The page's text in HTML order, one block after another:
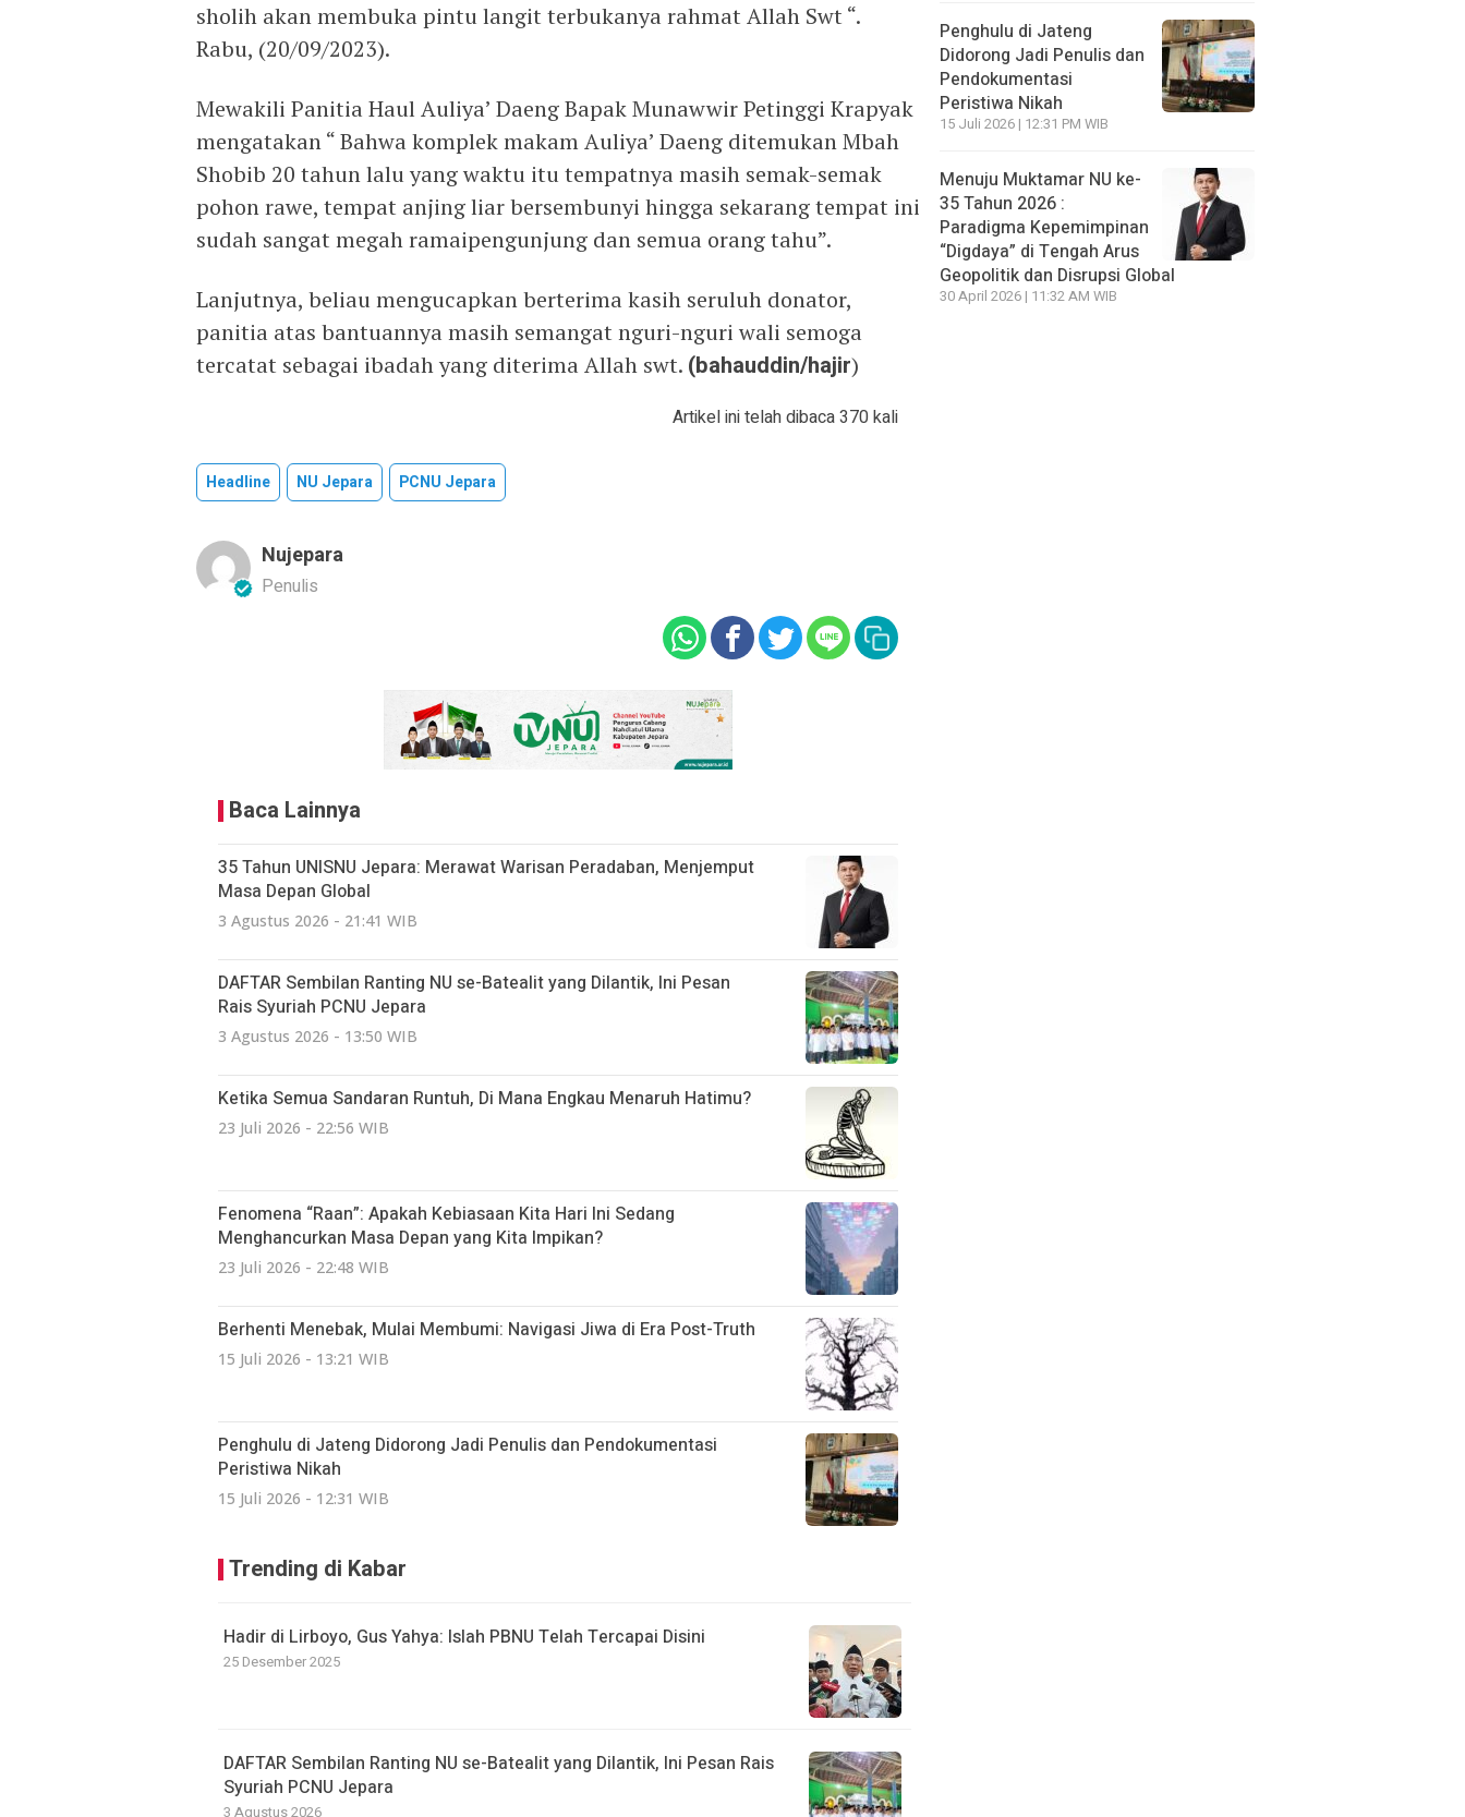
sholih akan membuka pintu langit terbukanya rahmat Allah Swt “.
Rabu, (20/09/2023).
Mewakili Panitia Haul Auliya’ Daeng Bapak Munawwir Petinggi Krapyak
mengatakan “ Bahwa komplek makam Auliya’ Daeng ditemukan Mbah
Shobib 20 tahun lalu yang waktu itu tempatnya masih semak-semak
pohon rawe, tempat anjing liar bersembunyi hingga sekarang tempat ini
sudah sangat megah ramaipengunjung dan semua orang tahu”.
Lanjutnya, beliau mengucapkan berterima kasih seruluh donator,
panitia atas bantuannya masih semangat nguri-nguri wali semoga
tercatat sebagai ibadah yang diterima Allah swt. (bahauddin/hajir)
Artikel ini telah dibaca 370 kali
Headline NU Jepara PCNU Jepara
Nujepara
Penulis
Baca Lainnya
35 Tahun UNISNU Jepara: Merawat Warisan Peradaban, Menjemput
Masa Depan Global
3 Agustus 2026 - 21:41 WIB
DAFTAR Sembilan Ranting NU se-Batealit yang Dilantik, Ini Pesan
Rais Syuriah PCNU Jepara
3 Agustus 2026 - 13:50 WIB
Ketika Semua Sandaran Runtuh, Di Mana Engkau Menaruh Hatimu?
23 Juli 2026 - 22:56 WIB
Fenomena “Raan”: Apakah Kebiasaan Kita Hari Ini Sedang
Menghancurkan Masa Depan yang Kita Impikan?
23 Juli 2026 - 22:48 WIB
Berhenti Menebak, Mulai Membumi: Navigasi Jiwa di Era Post-Truth
15 Juli 2026 - 13:21 WIB
Penghulu di Jateng Didorong Jadi Penulis dan Pendokumentasi
Peristiwa Nikah
15 Juli 2026 - 12:31 WIB
Trending di Kabar
Hadir di Lirboyo, Gus Yahya: Islah PBNU Telah Tercapai Disini
25 Desember 2025
DAFTAR Sembilan Ranting NU se-Batealit yang Dilantik, Ini Pesan Rais
Syuriah PCNU Jepara
3 Agustus 2026
Penghulu di Jateng
Didorong Jadi Penulis dan
Pendokumentasi
Peristiwa Nikah
15 Juli 2026 | 12:31 PM WIB
Menuju Muktamar NU ke-
35 Tahun 2026 :
Paradigma Kepemimpinan
“Digdaya” di Tengah Arus
Geopolitik dan Disrupsi Global
30 April 2026 | 11:32 AM WIB